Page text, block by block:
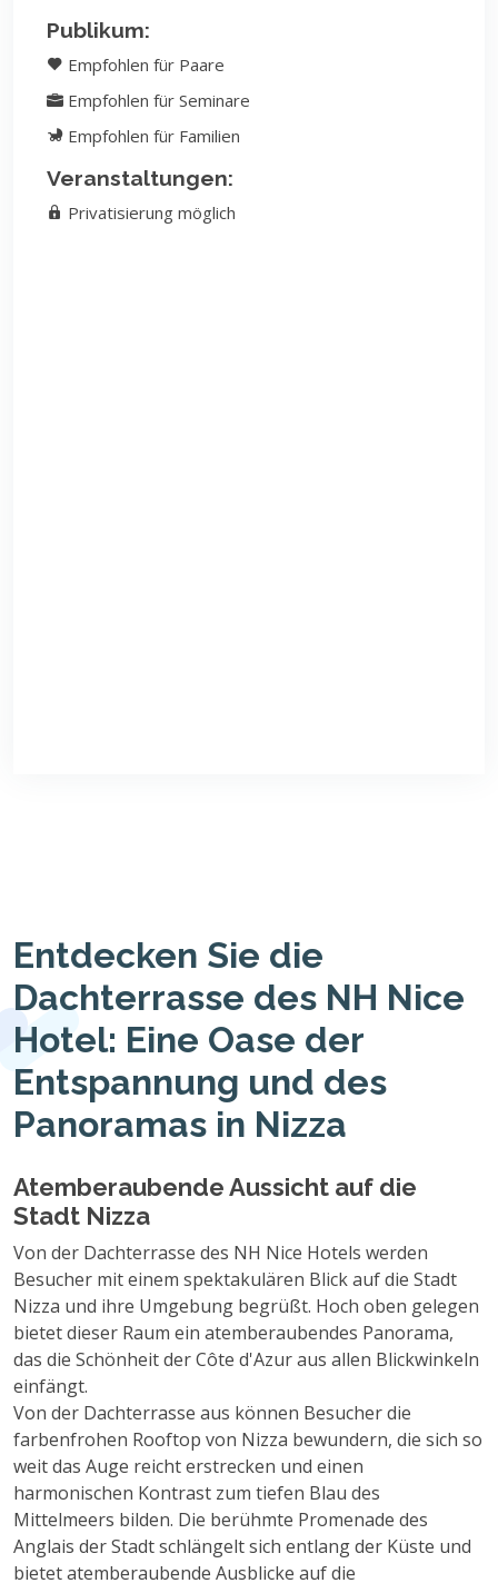
Publikum:
Empfohlen für Paare
Empfohlen für Seminare
Empfohlen für Familien
Veranstaltungen:
Privatisierung möglich
Entdecken Sie die
Dachterrasse des NH Nice
Hotel: Eine Oase der
Entspannung und des
Panoramas in Nizza
Atemberaubende Aussicht auf die
Stadt Nizza
Von der Dachterrasse des NH Nice Hotels werden
Besucher mit einem spektakulären Blick auf die Stadt
Nizza und ihre Umgebung begrüßt. Hoch oben gelegen
bietet dieser Raum ein atemberaubendes Panorama,
das die Schönheit der Côte d'Azur aus allen Blickwinkeln
einfängt.
Von der Dachterrasse aus können Besucher die
farbenfrohen Rooftop von Nizza bewundern, die sich so
weit das Auge reicht erstrecken und einen
harmonischen Kontrast zum tiefen Blau des
Mittelmeers bilden. Die berühmte Promenade des
Anglais der Stadt schlängelt sich entlang der Küste und
bietet atemberaubende Ausblicke auf die